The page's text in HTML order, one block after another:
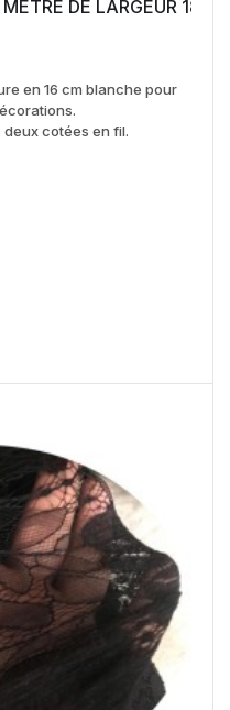
DE LARGEUR 18
en 16 cm blanche pour
cotées en fil.